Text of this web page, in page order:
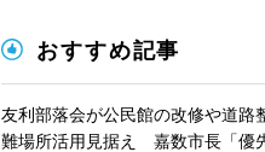
おすすめ記事
友利部落会が公民館の改修や道
難場所活用見据え 嘉数市長「優